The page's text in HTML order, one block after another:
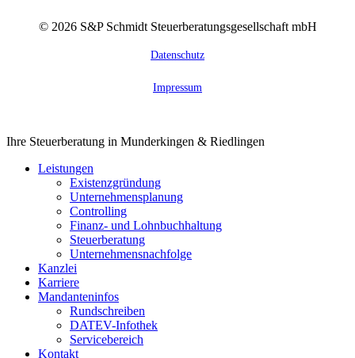
© 2026S&P Schmidt Steuerberatungsgesellschaft mbH
Datenschutz
Impressum
Close
Ihre Steuerberatung in Munderkingen & Riedlingen
Leistungen
Existenzgründung
Unternehmensplanung
Controlling
Finanz- und Lohnbuchhaltung
Steuerberatung
Unternehmensnachfolge
Kanzlei
Karriere
Mandanteninfos
Rundschreiben
DATEV-Infothek
Servicebereich
Kontakt